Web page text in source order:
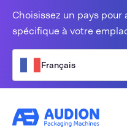
Choisissez un pays
spécifique à votre
Français